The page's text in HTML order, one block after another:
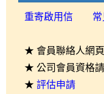
重寄啟用信
★ 會員聯絡人網
★ 公司會員資格請
★ 評估申請